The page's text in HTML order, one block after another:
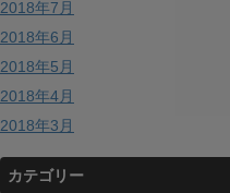
2018年7月
2018年6月
2018年5月
2018年4月
2018年3月
カテゴリー